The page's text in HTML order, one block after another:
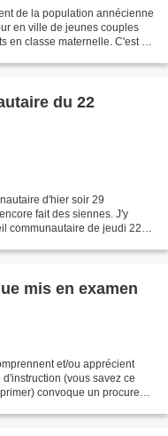
de la population annécienne
en ville de jeunes couples
en classe maternelle. C'est un
du 22
d'hier soir 29
fait des siennes. J'y
communautaire de jeudi 22
mis en examen
et/ou apprécient
(vous savez ce
convoque un procureur